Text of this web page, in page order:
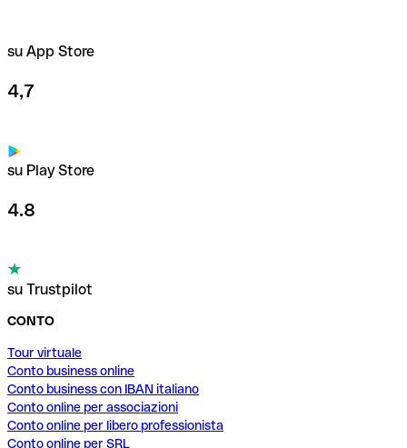
su App Store
4,7
su Play Store
4.8
su Trustpilot
CONTO
Tour virtuale
Conto business online
Conto business con IBAN italiano
Conto online per associazioni
Conto online per libero professionista
Conto online per SRL